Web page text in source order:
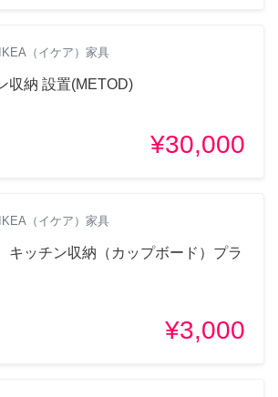
（イケア）家具
収納 設置(METOD)
¥30,000
（イケア）家具
キッチン収納（カップボード）プラ
¥3,000